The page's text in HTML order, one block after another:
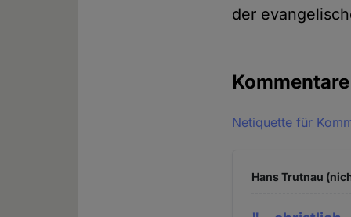
der
Kommentare
Netiquette für
Hans Trutnau